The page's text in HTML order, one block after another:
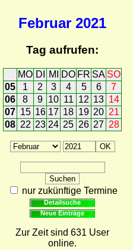
Februar 2021
Tag aufrufen:
MO DI MI DO FR SA SO
05
1 2 3 4 5 6
7
06
8 9 10 11 12 13 14
07 15 16 17 18 19 20 21
08 22 23 24 25 26 27 28
nur zukünftige Termine
Detailsuche
Neue Einträge
Zur Zeit sind 631 User
online.